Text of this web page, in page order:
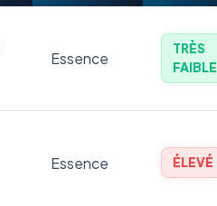
Essence
TRÈS
FAIBLE
Essence ÉLEVÉ